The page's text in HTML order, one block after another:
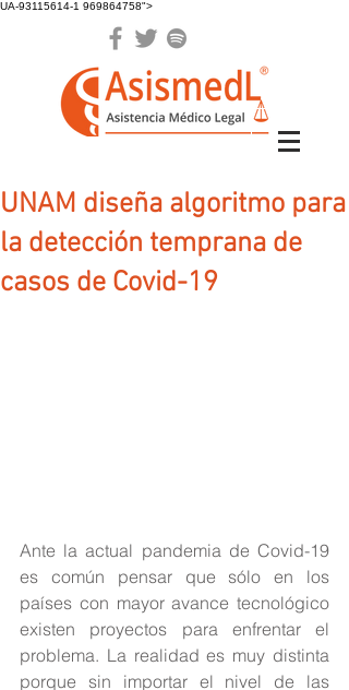
UA-93115614-1 969864758">
UNAM diseña algoritmo para
la detección temprana de
casos de Covid-19
Ante la actual pandemia de Covid-19
es común pensar que sólo en los
países con mayor avance tecnológico
existen proyectos para enfrentar el
problema. La realidad es muy distinta
porque sin importar el nivel de las